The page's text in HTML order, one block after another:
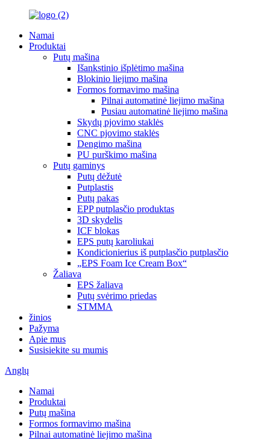
Namai
Produktai
Putų mašina
Išankstinio išplėtimo mašina
Blokinio liejimo mašina
Formos formavimo mašina
Pilnai automatinė liejimo mašina
Pusiau automatinė liejimo mašina
Skydų pjovimo staklės
CNC pjovimo staklės
Dengimo mašina
PU purškimo mašina
Putų gaminys
Putų dėžutė
Putplastis
Putų pakas
EPP putplasčio produktas
3D skydelis
ICF blokas
EPS putų karoliukai
Kondicionierius iš putplasčio putplasčio
„EPS Foam Ice Cream Box“
Žaliava
EPS žaliava
Putų svėrimo priedas
STMMA
žinios
Pažyma
Apie mus
Susisiekite su mumis
Anglų
Namai
Produktai
Putų mašina
Formos formavimo mašina
Pilnai automatinė liejimo mašina